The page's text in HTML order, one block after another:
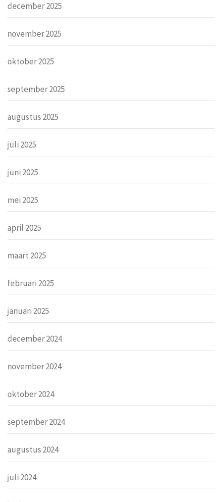
december 2025
november 2025
oktober 2025
september 2025
augustus 2025
juli 2025
juni 2025
mei 2025
april 2025
maart 2025
februari 2025
januari 2025
december 2024
november 2024
oktober 2024
september 2024
augustus 2024
juli 2024